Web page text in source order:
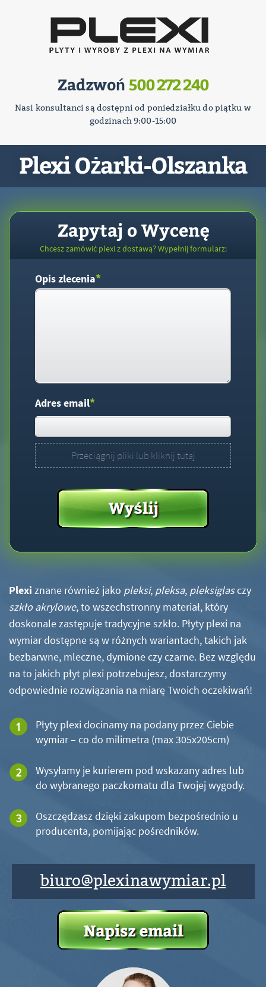
Zadzwoń 500 272 240
Nasi konsultanci są dostępni od poniedziałku do piątku w
godzinach 9:00-15:00
Plexi Ożarki-Olszanka
Zapytaj o Wycenę
Chcesz zamówić plexi z dostawą? Wypełnij formularz:
Opis zlecenia*
Adres email*
Przeciągnij pliki lub kliknij tutaj
Plexi znane również jako pleksi, pleksa, pleksiglasczy
szkło akrylowe, to wszechstronny materiał, który
doskonale zastępuje tradycyjne szkło. Płyty plexi na
wymiar dostępne są w różnych wariantach, takich jak
bezbarwne, mleczne, dymione czy czarne. Bez względu
na to jakich płyt plexi potrzebujesz, dostarczymy
odpowiednie rozwiązania na miarę Twoich oczekiwań!
Płyty plexi docinamy na podany przez Ciebie
wymiar – co do milimetra (max 305x205cm)
Wysyłamy je kurierem pod wskazany adres lub
do wybranego paczkomatu dla Twojej wygody.
Oszczędzasz dzięki zakupom bezpośrednio u
producenta, pomijając pośredników.
biuro@plexinawymiar.pl